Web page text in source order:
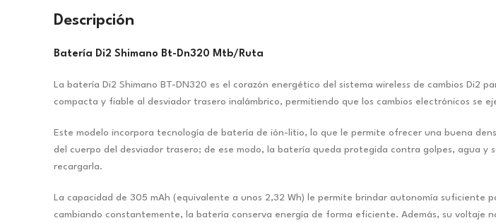
Descripción
Batería Di2 Shimano Bt-Dn320 Mtb/Ruta
La batería Di2 Shimano BT-DN320 es el corazón energético del sistema wireless de cambios
compacta y fiable al desviador trasero inalámbrico, permitiendo que los cambios electrónicos se
Este modelo incorpora tecnología de batería de ión-litio, lo que le permite ofrecer una buena
del cuerpo del desviador trasero; de ese modo, la batería queda protegida contra golpes, agua
recargarla.
La capacidad de 305 mAh (equivalente a unos 2,32 Wh) le permite brindar autonomía suficiente
cambiando constantemente, la batería conserva energía de forma eficiente. Además, su voltaje